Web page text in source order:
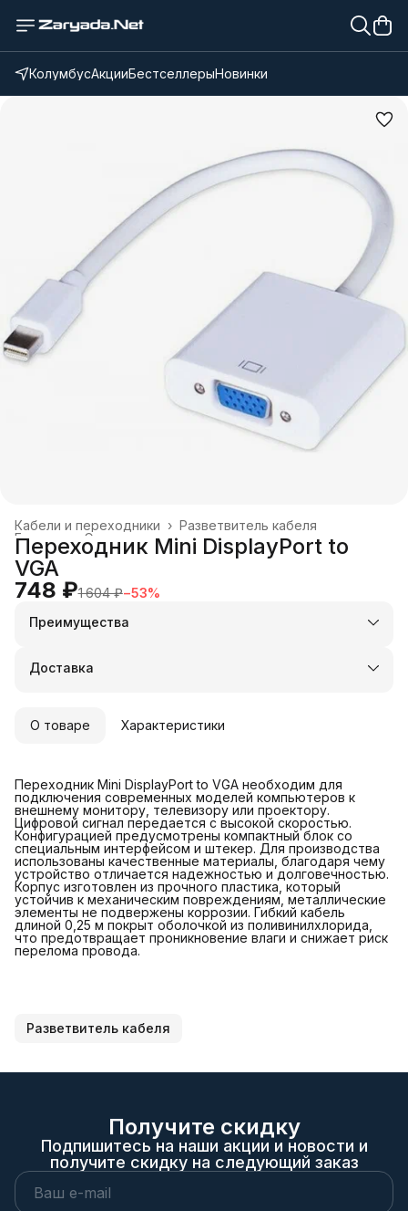
КолумбусАкцииБестселлерыНовинки
Разветвитель кабеля
Кабели и переходники ›
Электроника ›
Главная
Переходник Mini DisplayPort to
VGA
748 ₽1 604 ₽−53%
Преимущества
Оплата частями в Сплит
Удобный возврат
Доставка
О товаре Характеристики
Переходник Mini DisplayPort to VGA необходим для
подключения современных моделей компьютеров к
внешнему монитору, телевизору или проектору.
Цифровой сигнал передается с высокой скоростью.
Конфигурацией предусмотрены компактный блок со
специальным интерфейсом и штекер. Для производства
использованы качественные материалы, благодаря чему
устройство отличается надежностью и долговечностью.
Корпус изготовлен из прочного пластика, который
устойчив к механическим повреждениям, металлические
элементы не подвержены коррозии. Гибкий кабель
длиной 0,25 м покрыт оболочкой из поливинилхлорида,
что предотвращает проникновение влаги и снижает риск
перелома провода.
Разветвитель кабеля
Получите скидку
Подпишитесь на наши акции и новости и
получите скидку на следующий заказ